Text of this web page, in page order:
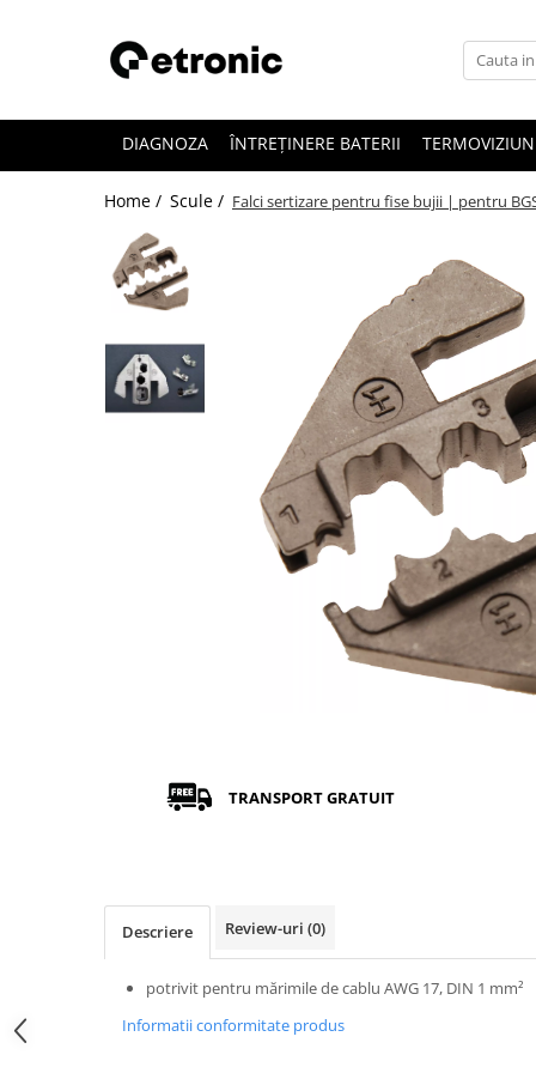
DIAGNOZA ÎNTREȚINERE BATERII
Home / Scule / Falci sertizare pentru fise bujii | pentru
TRANSPORT GRATUIT
Descriere Review-uri (0)
potrivit pentru mărimile de cablu AWG 17, DIN 1 mm²
Informatii conformitate produs